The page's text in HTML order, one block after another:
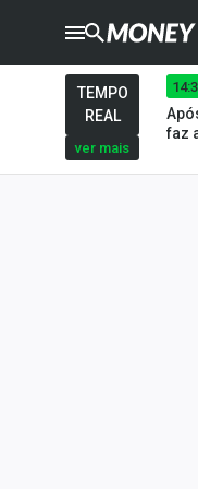
CRYPTOTIMES
TIMES
Ibovespa
TEMPO
REAL
ver mais
faz